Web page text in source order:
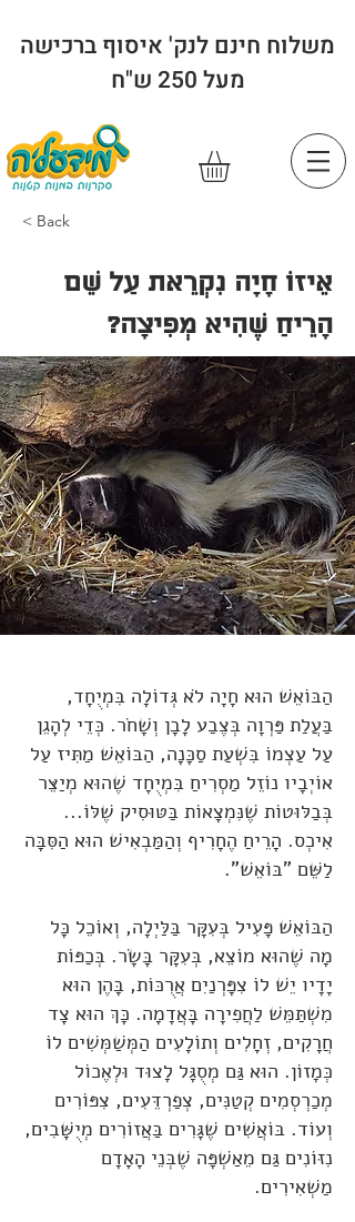
משלוח חינם לנק' איסוף ברכישה
מעל 250 ש"ח
< Back
אֵיזוֹ חָיָה נִקְרֵאת עַל שֵׁם
הָרֵיחַ שֶׁהִיא מְפִיצָה?
הַבּוֹאֵשׁ הוּא חָיָה לֹא גְּדוֹלָה בִּמְיֻחָד,
בַּעֲלַת פַּרְוָה בְּצֶבַע לָבָן וְשָׁחֹר. כְּדֵי לְהָגֵן
עַל עַצְמוֹ בִּשְׁעַת סַכָּנָה, הַבּוֹאֵשׁ מַתִּיז עַל
אוֹיְבָיו נוֹזֵל מַסְרִיחַ בִּמְיֻחָד שֶׁהוּא מְיַצֵּר
בְּבַלּוּטוֹת שֶׁנִּמְצָאוֹת בַּטּוּסִיק שֶׁלּוֹ...
אִיכְס. הָרֵיחַ הֶחָרִיף וְהַמַּבְאִישׁ הוּא הַסִּבָּה
לַשֵּׁם "בּוֹאֵשׁ".
הַבּוֹאֵשׁ פָּעִיל בְּעִקָּר בַּלַּיְלָה, וְאוֹכֵל כָּל
מָה שֶׁהוּא מוֹצֵא, בְּעִקָּר בָּשָׂר. בְּכַפּוֹת
יָדָיו יֵשׁ לוֹ צִפָּרְנַיִם אֲרֻכּוֹת, בָּהֶן הוּא
מִשְׁתַּמֵּשׁ לַחֲפִירָה בָּאֲדָמָה. כָּךְ הוּא צָד
חֲרָקִים, זְחָלִים וְתוֹלָעִים הַמְּשַׁמְּשִׁים לוֹ
כְּמָזוֹן. הוּא גַּם מְסֻגָּל לָצוּד וּלְאֶכוֹל
מְכַרְסְמִים קְטַנִּים, צְפַרְדֵּעִים, צִפּוֹרִים
וְעוֹד. בּוֹאֲשִׁים שֶׁגָּרִים בַּאֲזוֹרִים מְיֻשָּׁבִים,
נִזּוֹנִים גַּם מֵאַשְׁפָּה שֶׁבְּנֵי הָאָדָם
מַשְׁאִירִים.